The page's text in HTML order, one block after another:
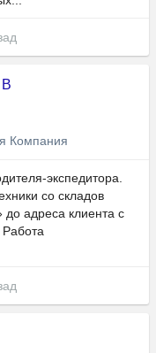
Компания
экспедитора.
со складов
адреса клиента с
Работа